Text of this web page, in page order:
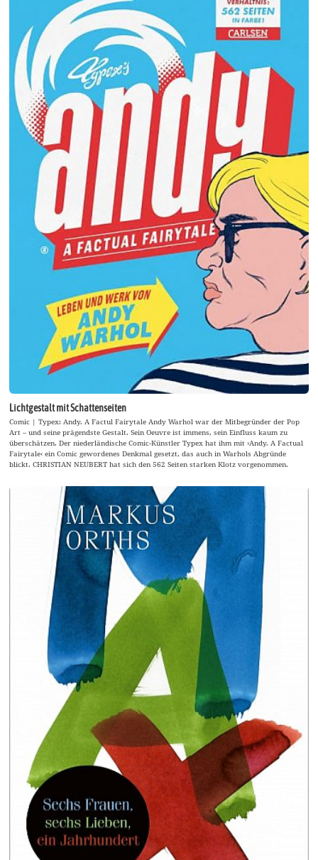
Lichtgestalt mit Schattenseiten
Comic | Typex: Andy. A Factul Fairytale Andy Warhol war der Mitbegründer der Pop
Art – und seine prägendste Gestalt. Sein Oeuvre ist immens, sein Einfluss kaum zu
überschätzen. Der niederländische Comic-Künstler Typex hat ihm mit ›Andy. A Factual
Fairytale‹ ein Comic gewordenes Denkmal gesetzt, das auch in Warhols Abgründe
blickt. CHRISTIAN NEUBERT hat sich den 562 Seiten starken Klotz vorgenommen.